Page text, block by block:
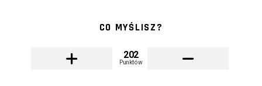
CO MYŚLISZ?
202
Punktów